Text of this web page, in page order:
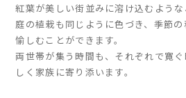
性能
- 高断熱性能
- 高耐震性能
- 高耐久性能
紅葉が美しい街並みに溶け込むような
庭の植栽も同じように色づき、季節
愉しむことができます。
両世帯が集う時間も、それぞれで寛
しく家族に寄り添います。